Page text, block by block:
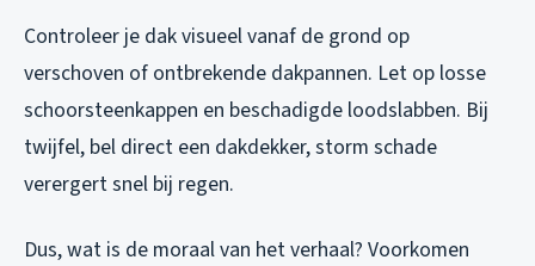
Controleer je dak visueel vanaf de grond op
verschoven of ontbrekende dakpannen. Let op losse
schoorsteenkappen en beschadigde loodslabben. Bij
twijfel, bel direct een dakdekker, storm schade
verergert snel bij regen.
Dus, wat is de moraal van het verhaal? Voorkomen